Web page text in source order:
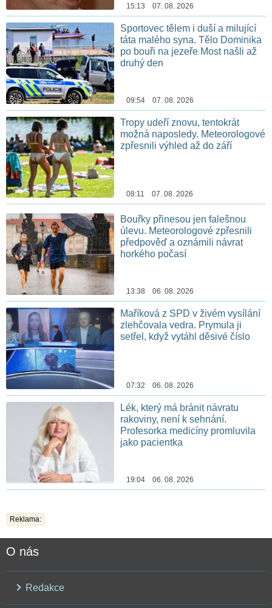
15:13 07. 08. 2026
Sportovec tělem i duší a milující
táta malého syna. Tělo Dominika
po bouři na jezeře Most našli až
druhý den
09:54 07. 08. 2026
Tropy udeří znovu, tentokrát
možná naposledy. Meteorologové
zpřesnili výhled až do září
08:11 07. 08. 2026
Bouřky přinesou jen falešnou
úlevu. Meteorologové zpřesnili
předpověď a oznámili návrat
horkého počasí
13:38 06. 08. 2026
Maříková z SPD v živém vysílání
zlehčovala vedra. Prymula ji
setřel, když vytáhl děsivé číslo
07:32 06. 08. 2026
Lék, který má bránit návratu
rakoviny, není k sehnání.
Profesorka medicíny promluvila
jako pacientka
19:04 06. 08. 2026
Reklama:
O nás
Redakce